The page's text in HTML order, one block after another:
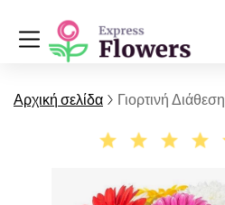
Αρχική σελίδα Γιορτινή Διάθεση